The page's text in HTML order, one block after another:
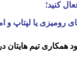
کنید؛
همکاری تیم